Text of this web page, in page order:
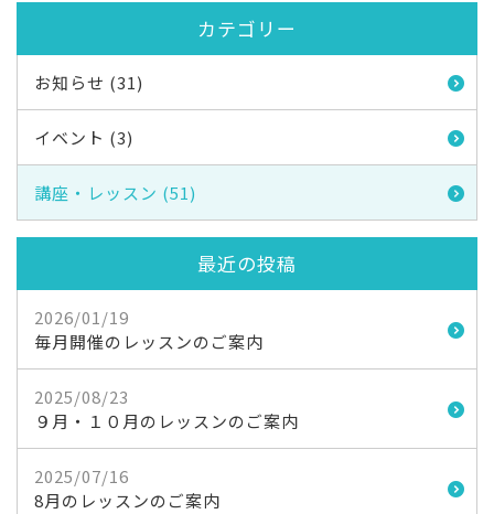
カテゴリー
お知らせ (31)
イベント (3)
講座・レッスン (51)
最近の投稿
2026/01/19
毎月開催のレッスンのご案内
2025/08/23
９月・１０月のレッスンのご案内
2025/07/16
8月のレッスンのご案内